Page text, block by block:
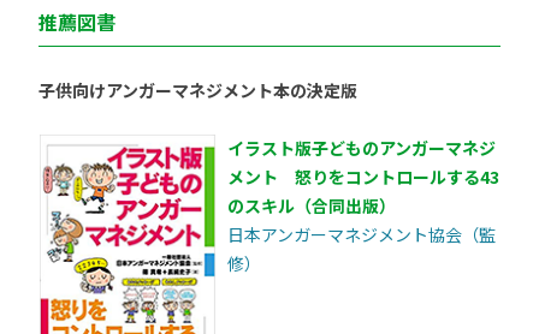
推薦図書
子供向けアンガーマネジメント本の決定版
イラスト版子どものアンガーマネジ
メント 怒りをコントロールする43
のスキル（合同出版）
日本アンガーマネジメント協会（監
修）